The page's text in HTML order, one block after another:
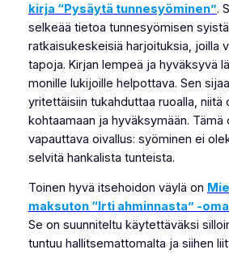
kirja “Pysäytä tunnesyöminen”.
selkeää tietoa tunnesyömisen
ratkaisukeskeisiä harjoituksia, joilla
tapoja. Kirjan lempeä ja hyväksyvä
monille lukijoille helpottava. Sen
yritettäisiin tukahduttaa ruoalla, niitä
kohtaamaan ja hyväksymään. Tämä
vapauttava oivallus: syöminen ei
selvitä hankalista tunteista.
Toinen hyvä itsehoidon väylä on
maksuton “Irti ahminnasta” -
Se on suunniteltu käytettäväksi
tuntuu hallitsemattomalta ja siihen